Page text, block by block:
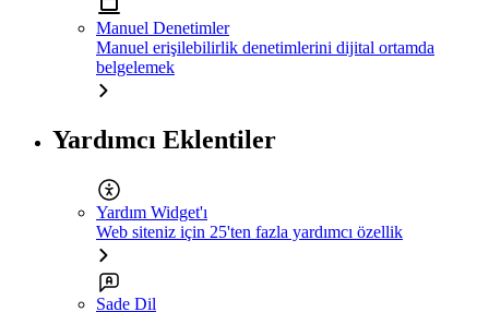
Manuel Denetimler
Manuel erişilebilirlik denetimlerini dijital ortamda
belgelemek
Yardımcı Eklentiler
Yardım Widget'ı
Web siteniz için 25'ten fazla yardımcı özellik
Sade Dil